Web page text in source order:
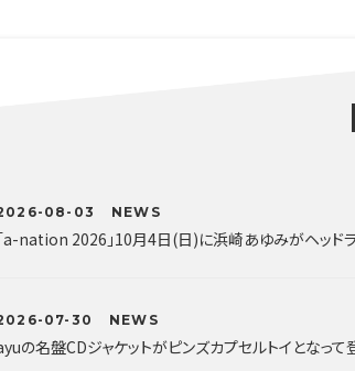
08-03 NEWS
a-nation 2026」10月4日(日)に浜崎あゆみがヘッド
07-30 NEWS
の名盤CDジャケットがピンズカプセルトイとなって